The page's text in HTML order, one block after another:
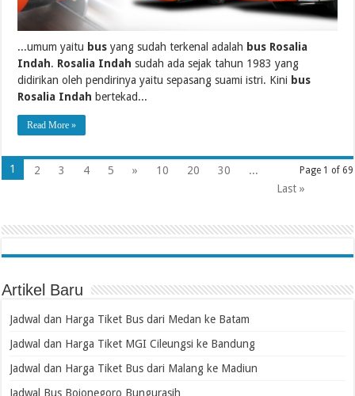
...umum yaitu bus yang sudah terkenal adalah bus Rosalia
Indah. Rosalia Indah sudah ada sejak tahun 1983 yang
didirikan oleh pendirinya yaitu sepasang suami istri. Kini bus
Rosalia Indah bertekad...
Read More »
Page 1 of 69
1 2 3 4 5 » 10 20 30
...
Last »
Artikel Baru
Jadwal dan Harga Tiket Bus dari Medan ke Batam
Jadwal dan Harga Tiket MGI Cileungsi ke Bandung
Jadwal dan Harga Tiket Bus dari Malang ke Madiun
Jadwal Bus Bojonegoro Bungurasih